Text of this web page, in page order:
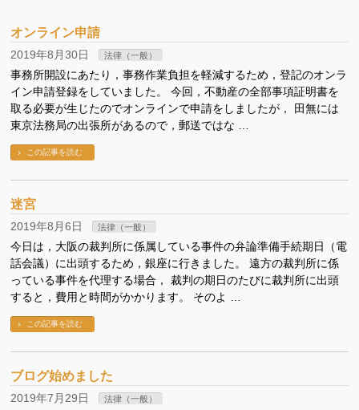
オンライン申請
2019年8月30日 法律（一般）
事務所開設にあたり，事務作業負担を軽減するため，登記のオンラ
イン申請登録をしていました。 今回，不動産の全部事項証明書を
取る必要が生じたのでオンラインで申請をしましたが， 田無には
東京法務局の出張所があるので，郵送ではな …
この記事を読む
迷宮
2019年8月6日 法律（一般）
今日は，大阪の裁判所に係属している事件の弁論準備手続期日（電
話会議）に出頭するため，銀座に行きました。 遠方の裁判所に係
っている事件を代理する場合， 裁判の期日のたびに裁判所に出頭
すると，費用と時間がかかります。 そのよ …
この記事を読む
ブログ始めました
2019年7月29日 法律（一般）